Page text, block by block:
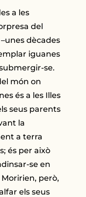
a les
del
dècades
iguanes
se.
món on
és a les Illes
seus parents
la
a terra
és per això
se en
però,
els seus